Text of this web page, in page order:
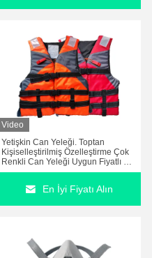
Video
Yetişkin Can Yeleği. Toptan
Kişiselleştirilmiş Özelleştirme Çok
Renkli Can Yeleği Uygun Fiyatlı ve
Pratik Yüzme Kurtarma Yeleği
En İyi Fiyatı Alın